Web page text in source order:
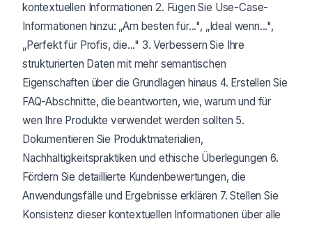
kontextuellen Informationen 2. Fügen Sie Use-Case-
Informationen hinzu: „Am besten für...", „Ideal wenn...",
„Perfekt für Profis, die..." 3. Verbessern Sie Ihre
strukturierten Daten mit mehr semantischen
Eigenschaften über die Grundlagen hinaus 4. Erstellen Sie
FAQ-Abschnitte, die beantworten, wie, warum und für
wen Ihre Produkte verwendet werden sollten 5.
Dokumentieren Sie Produktmaterialien,
Nachhaltigkeitspraktiken und ethische Überlegungen 6.
Fördern Sie detaillierte Kundenbewertungen, die
Anwendungsfälle und Ergebnisse erklären 7. Stellen Sie
Konsistenz dieser kontextuellen Informationen über alle